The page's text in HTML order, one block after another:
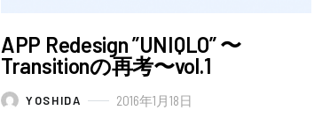
APP Redesign ”UNIQLO” 〜
Transitionの再考〜vol.1
YOSHIDA 2016年1月18日